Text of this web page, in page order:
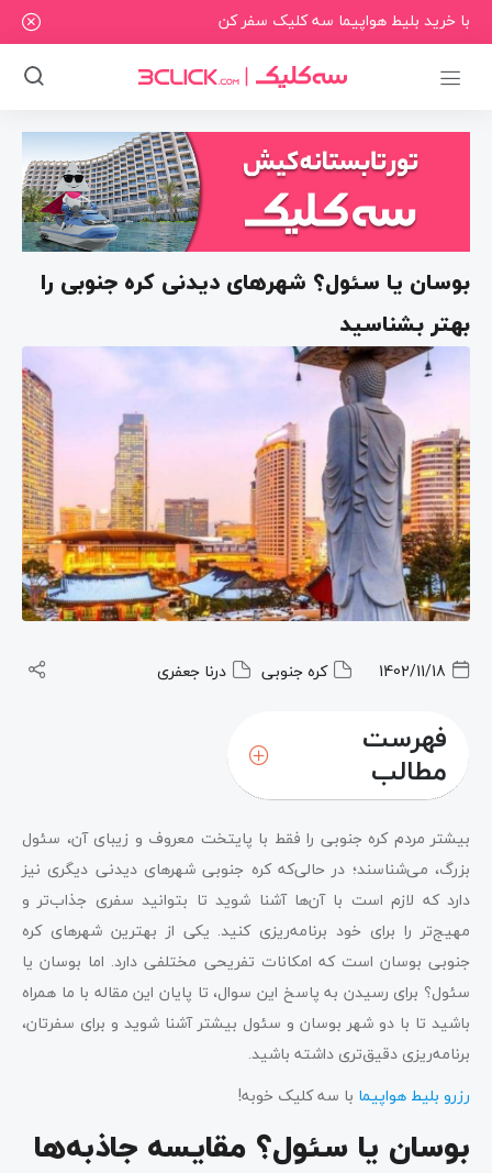
با خرید بلیط هواپیما سه کلیک سفر کن
بوسان یا سئول؟ شهر‌های دیدنی کره جنوبی را
بهتر بشناسید
1402/11/18 کره جنوبی درنا جعفری
فهرست
مطالب
بیشتر مردم کره جنوبی را فقط با پایتخت معروف و زیبای آن، سئول
بزرگ، می‌شناسند؛ در حالی‌که کره جنوبی شهرهای دیدنی دیگری نیز
دارد که لازم است با آن‌ها آشنا شوید تا بتوانید سفری جذاب‌تر و
مهیج‌تر را برای خود برنامه‌ریزی کنید. یکی از بهترین شهرهای کره
جنوبی بوسان است که امکانات تفریحی مختلفی دارد. اما بوسان یا
سئول؟ برای رسیدن به پاسخ این سوال، تا پایان این مقاله با ما همراه
باشید تا با دو شهر بوسان و سئول بیشتر آشنا شوید و برای سفرتان،
برنامه‌ریزی دقیق‌تری داشته باشید.
رزرو بلیط هواپیما با سه کلیک خوبه!
بوسان یا سئول؟ مقایسه جاذبه‌ها